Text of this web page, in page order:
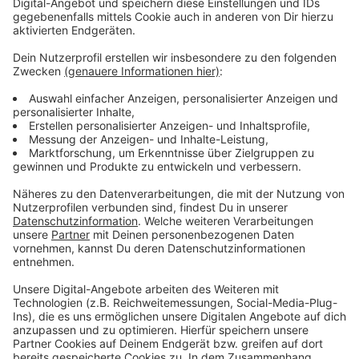
Dumme Fragen gibt es - wir liefern die
Anzeige
Es soll ja bekanntlich keine dummen Fragen geben.
Aber sind wir mal ehrlich: Es gibt sie! Eine Sache fehlt
aber: Nämlich die Antwort. Die gibt es von uns. Dazu
wirklich dummen Fragen für euch trotzdem
fachgerecht beantworten.
Anzeige
Stellt Niklas Lünebach eine dumme Frage
Anzeige